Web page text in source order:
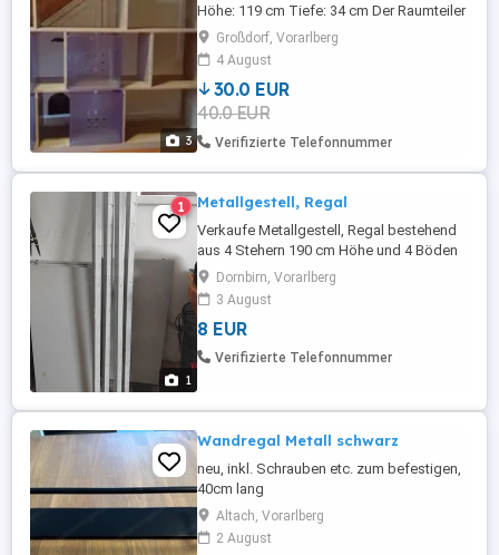
3
Höhe: 119 cm Tiefe: 34 cm Der Raumteiler
ist gebraucht aber noch gut erhalten. Eine
Box muss geklebt werden die anderen
sind noch alle gut und stabil
Großdorf, Vorarlberg
4 August
30.0 EUR
40.0 EUR
Verifizierte Telefonnummer
1
1 Metallgestell, Regal
Verkaufe Metallgestell, Regal bestehend
aus 4 Stehern 190 cm Höhe und 4 Böden
100x45 cm Das Gestell kann auch in der
Höhe geteilt werden und nebeneinander
verwendet werden.
Dornbirn, Vorarlberg
3 August
8 EUR
Verifizierte Telefonnummer
Wandregal Metall schwarz
neu, inkl. Schrauben etc. zum befestigen,
40cm lang
Altach, Vorarlberg
2 August